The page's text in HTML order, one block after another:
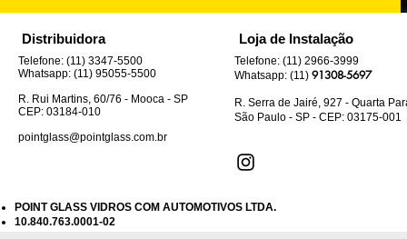
Distribuidora
Telefone: (11) 3347-5500
Whatsapp: (11) 95055-5500
R. Rui Martins, 60/76 - Mooca - SP
CEP: 03184-010
pointglass@pointglass.com.br
Loja de Instalação
Telefone: (11) 2966-3999
Whatsapp: (11) 91308-5697
R. Serra de Jairé, 927 - Quarta
São Paulo - SP - CEP: 03175-001
POINT GLASS VIDROS COM AUTOMOTIVOS LTDA.
10.840.763.0001-02